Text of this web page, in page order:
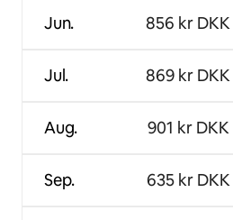
Jun.
Jul.
Aug.
Sep.
856 kr DKK
869 kr DKK
901 kr DKK
635 kr DKK